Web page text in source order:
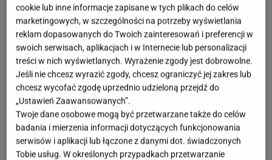
Naleśniki to jedno z tych dań, które lubi praktycznie
każdy. No bo do środka można włożyć i twaróg, i
owoce, kapustę, szpinak i mięso. Można też
kombinować z samym ciastem, na przykład dodać
do niego budyń. Kto wam zabroni? My na pewno nie
- jesteśmy zajęci zajadaniem.
Czas przygotowania do 30 minut
cookie lub inne informacje zapisane w tych plikach do celów
marketingowych, w szczególności na potrzeby wyświetlania
reklam dopasowanych do Twoich zainteresowań i preferencji w
swoich serwisach, aplikacjach i w Internecie lub personalizacji
treści w nich wyświetlanych. Wyrażenie zgody jest dobrowolne.
Jeśli nie chcesz wyrazić zgody, chcesz ograniczyć jej zakres lub
chcesz wycofać zgodę uprzednio udzieloną przejdź do
„Ustawień Zaawansowanych”.
Twoje dane osobowe mogą być przetwarzane także do celów
badania i mierzenia informacji dotyczących funkcjonowania
serwisów i aplikacji lub łączone z danymi dot. świadczonych
Tobie usług. W określonych przypadkach przetwarzanie